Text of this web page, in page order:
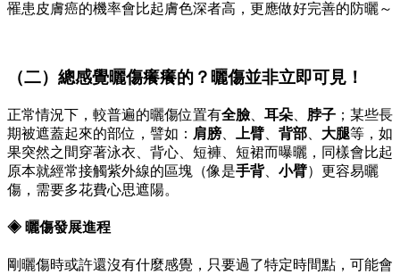
罹患皮膚癌的機率會比起膚色深者高，更應做好完善的防曬～
（二）總感覺曬傷癢癢的？曬傷並非立即可見！
正常情況下，較普遍的曬傷位置有全臉、 耳朵 脖子 ；某些長
期被遮蓋起來的部位，譬如： 肩膀 上臂 背部 大腿等，如
果突然之間穿著泳衣、背心、短褲、短裙而曝曬，同樣會比起
原本就經常接觸紫外線的區塊（像是手背、 小臂）更容易曬
傷，需要多花費心思遮陽。
◈ 曬傷發展進程
剛曬傷時或許還沒有什麼感覺，只要過了特定時間點，可能會